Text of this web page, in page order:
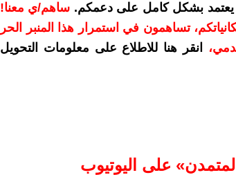
يعتمد بشكل كامل على دعمكم. ساهم/ي معنا!
حسب إمكانياتكم، تساهمون في استمرار هذا المنبر الحر
،
انقر هنا للاطلاع على معلومات التحويل
على اليوتيوب